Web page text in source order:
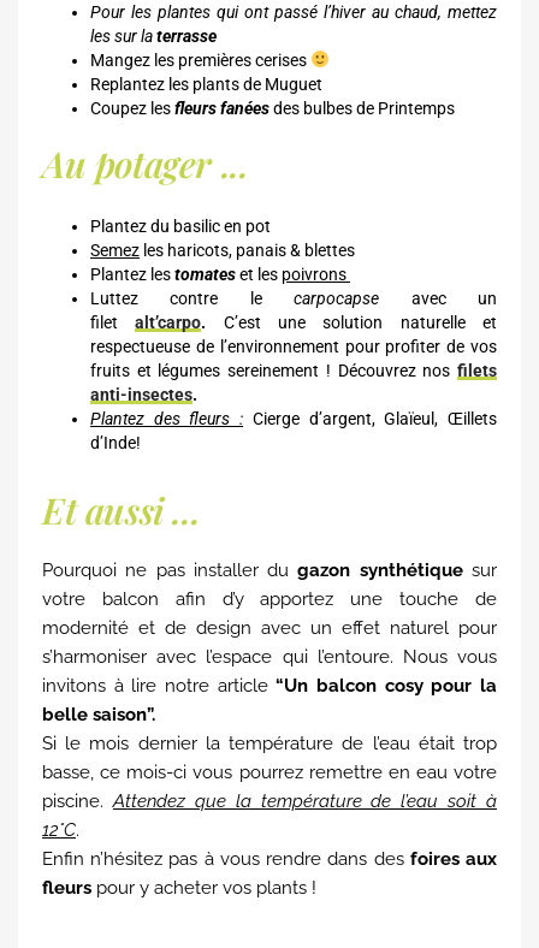
Pour les plantes qui ont passé l’hiver au chaud, mettez
les sur laterrasse
Mangez les premières cerises
Replantez les plants de Muguet
Coupez lesfleurs fanéesdes bulbes de Printemps
Au potager ...
Plantez du basilic en pot
Semez les haricots, panais & blettes
Plantez lestomateset les poivrons
Luttez contre lecarpocapse avec un
filetalt’carpo. C’est une solution naturelle et
respectueuse de l’environnement pour profiter de vos
fruits et légumes sereinement ! Découvrez nos filets
anti-insectes.
Plantez des fleurs : Cierge d’argent, Glaïeul, Œillets
d’Inde!
Et aussi ...
Pourquoi ne pas installer dugazon synthétiquesur
votre balcon afin d’y apportez une touche de
modernité et de design avec un effet naturel pour
s’harmoniser avec l’espace qui l’entoure. Nous vous
invitons à lire notre article“Un balcon cosy pour la
belle saison”.
Si le mois dernier la température de l’eau était trop
basse, ce mois-ci vous pourrez remettre en eau votre
piscine.Attendez que la température de l’eau soit à
12°C.
Enfin n’hésitez pas à vous rendre dans des foires aux
fleurs pour y acheter vos plants !